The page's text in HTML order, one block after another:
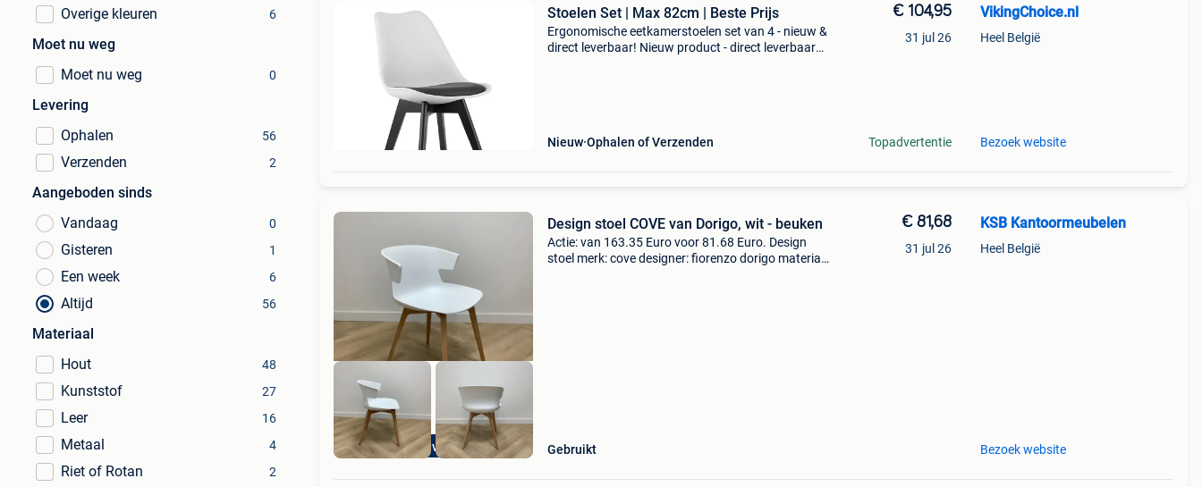
Overige kleuren 6
Moet nu weg
Moet nu weg
0
Levering
Ophalen
56
Verzenden 2
Aangeboden sinds
Vandaag
0
Gisteren 1
Een week 6
Altijd 56
Materiaal
Hout
48
Kunststof 27
Leer 16
Metaal 4
Riet of Rotan 2
Stoelen Set | Max 82cm | Beste Prijs
Ergonomische eetkamerstoelen set van 4 - nieuw &
direct leverbaar! Nieuw product - direct leverbaar
Nieuw Ophalen of Verzenden
€ 104,95
31 jul 26
Topadvertentie
VikingChoice.nl
Heel België
Bezoek website
Alles op voorraad
Design stoel COVE van Dorigo, wit - beuken
Actie: van 163.35 Euro voor 81.68 Euro. Design
stoel merk: cove designer: fiorenzo dorigo materiaal
Gebruikt
€ 81,68
31 jul 26
KSB Kantoormeubelen
Heel België
Bezoek website